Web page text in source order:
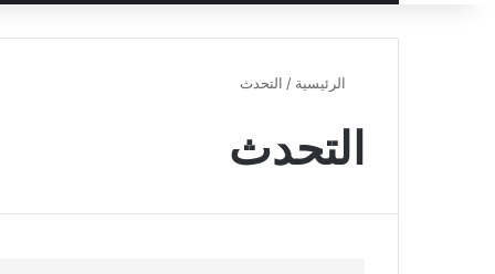
الرئيسية / التحدث
التحدث